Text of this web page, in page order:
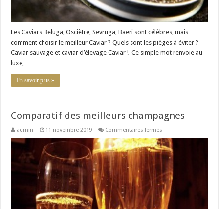
Les Caviars Beluga, Osciètre, Sevruga, Baeri sont célèbres, mais
comment choisir le meilleur Caviar ? Quels sont les pièges à éviter ?
Caviar sauvage et caviar d’élevage Caviar ! Ce simple mot renvoie au
luxe, …
En savoir plus »
Comparatif des meilleurs champagnes
admin 11 novembre 2019 Commentaires fermés
des
meilleurs
champagnes